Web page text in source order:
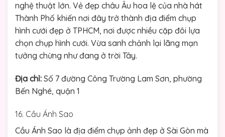
nghệ thuật lớn. Vẻ đẹp châu Âu hoa lệ của nhà hát
Thành Phố khiến nơi đây trở thành địa điểm chụp
hình cưới đẹp ở TPHCM, nơi được nhiều cặp đôi lựa
chọn chụp hình cưới. Vừa sanh chảnh lại lãng mạn
tưởng chừng như đang ở trời Tây.
Địa chỉ: Số 7 đường Công Trường Lam Sơn, phường
Bến Nghé, quận 1
16. Cầu Ánh Sao
Cầu Ánh Sao là địa điểm chụp ảnh đẹp ở Sài Gòn mà